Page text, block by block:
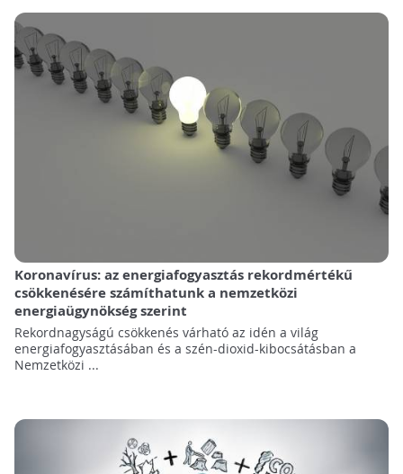
Koronavírus: az energiafogyasztás rekordmértékű
csökkenésére számíthatunk a nemzetközi
energiaügynökség szerint
Rekordnagyságú csökkenés várható az idén a világ
energiafogyasztásában és a szén-dioxid-kibocsátásban a
Nemzetközi ...